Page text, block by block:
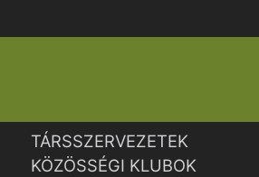
TÁRSSZERVEZETEK
KÖZÖSSÉGI KLUBOK